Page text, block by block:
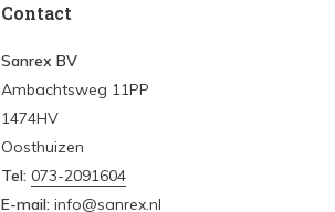
Contact
Sanrex BV
Ambachtsweg 11PP
1474HV
Oosthuizen
Tel: 073-2091604
E-mail: info@sanrex.nl